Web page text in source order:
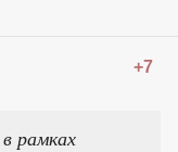
+7
рамках